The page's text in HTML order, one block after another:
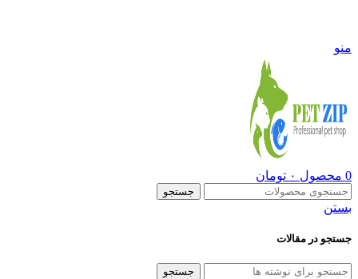
منو
0 محصول ۰ تومان
جستجو
بستن
جستجو در مقالات
جستجو